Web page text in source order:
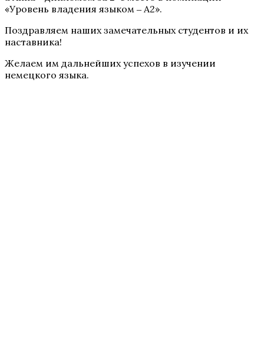
«Уровень владения языком ‒ А2».
Поздравляем наших замечательных студентов и их
наставника!
Желаем им дальнейших успехов в изучении
немецкого языка.